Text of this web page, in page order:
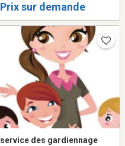
SUR 24 SUR PLACE. 20ANS
Prix sur demande
service des gardiennage